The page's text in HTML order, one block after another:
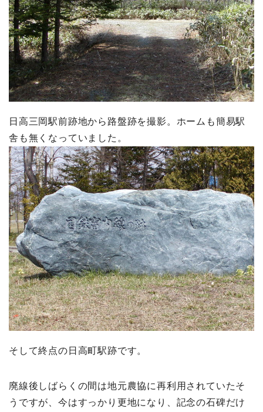
日高三岡駅前跡地から路盤跡を撮影。ホームも簡易駅
舎も無くなっていました。
そして終点の日高町駅跡です。
廃線後しばらくの間は地元農協に再利用されていたそ
うですが、今はすっかり更地になり、記念の石碑だけ